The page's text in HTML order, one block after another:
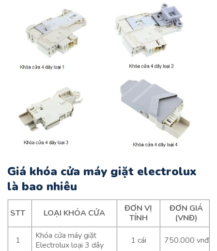
Giá khóa cửa máy giặt electrolux
là bao nhiêu
STT LOẠI KHÓA CỬA
ĐƠN VỊ
TÍNH
ĐƠN GIÁ
(VNĐ)
1
Khóa cửa máy giặt
Electrolux loại 3 dây
1 cái 750.000 vnđ